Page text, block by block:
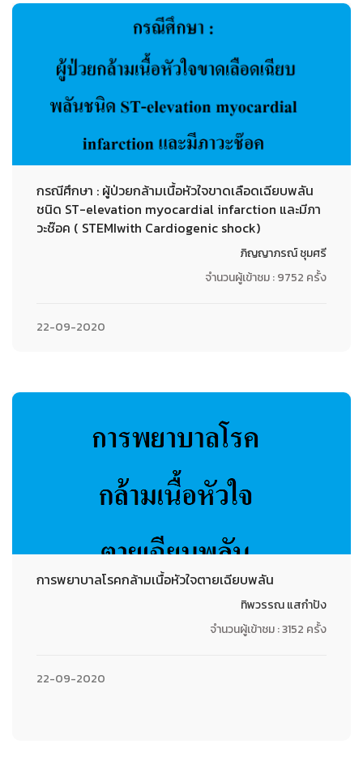
กรณีศึกษา : ผู้ป่วยกล้ามเนื้อหัวใจขาดเลือดเฉียบพลัน
ชนิด ST-elevation myocardial infarction และมีภา
วะช๊อค ( STEMIwith Cardiogenic shock)
ภิญญาภรณ์ ชุมศรี
จำนวนผู้เข้าชม : 9752 ครั้ง
22-09-2020
การพยาบาลโรคกล้ามเนื้อหัวใจตายเฉียบพลัน
ทิพวรรณ แสกำปัง
จำนวนผู้เข้าชม : 3152 ครั้ง
22-09-2020